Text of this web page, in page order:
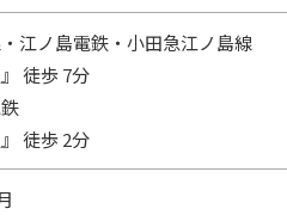
江ノ島電鉄・小田急江ノ島線
』 徒歩 7分
』 徒歩 2分